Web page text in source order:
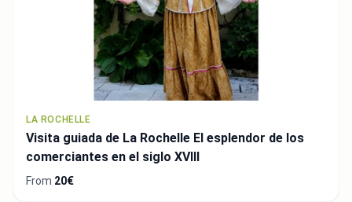
LA ROCHELLE
Visita guiada de La Rochelle El esplendor de los
comerciantes en el siglo XVIII
From 20€